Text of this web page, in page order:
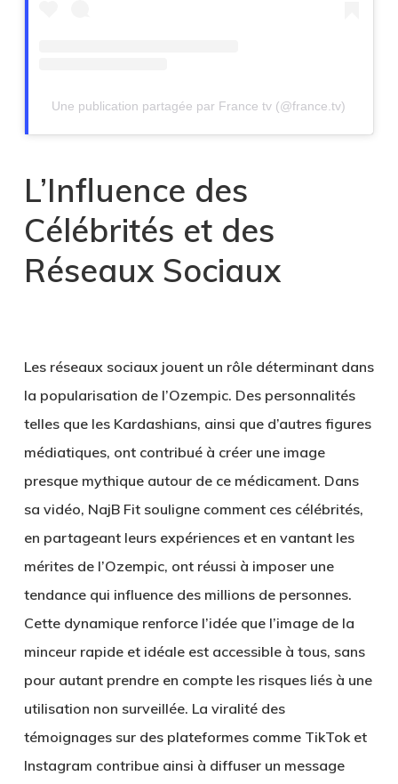
Une publication partagée par France tv (@france.tv)
L’Influence des
Célébrités et des
Réseaux Sociaux
Les réseaux sociaux jouent un rôle déterminant dans
la popularisation de l’Ozempic. Des personnalités
telles que les Kardashians, ainsi que d’autres figures
médiatiques, ont contribué à créer une image
presque mythique autour de ce médicament. Dans
sa vidéo, NajB Fit souligne comment ces célébrités,
en partageant leurs expériences et en vantant les
mérites de l’Ozempic, ont réussi à imposer une
tendance qui influence des millions de personnes.
Cette dynamique renforce l’idée que l’image de la
minceur rapide et idéale est accessible à tous, sans
pour autant prendre en compte les risques liés à une
utilisation non surveillée. La viralité des
témoignages sur des plateformes comme TikTok et
Instagram contribue ainsi à diffuser un message